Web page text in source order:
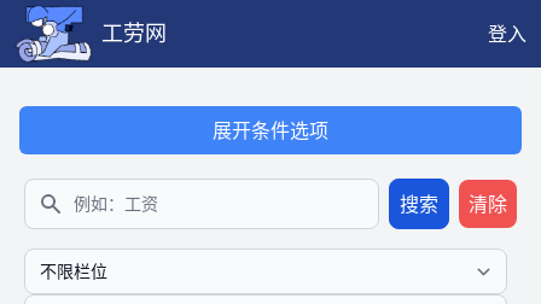
工劳网 登入
展开条件选项
搜索
搜索 清除